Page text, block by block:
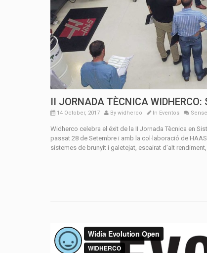
II JORNADA TÈCNICA
14 October, 2017 By widherco In Eventos
Widherco celebra el éxit de la II Jornada Tècnica en
passat 28 de Setembre i amb la col·laboració de
sistemes de brunyit i galetejat, escairat d’alt rendiment,